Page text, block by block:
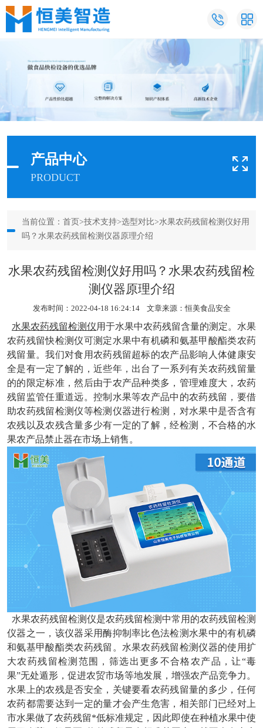
产品中心
PRODUCT
当前位置： 首页 >技术支持>选型对比>水果农药残留检测仪好用
吗？水果农药残留检测仪器原理介绍
水果农药残留检测仪好用吗？水果农药残留检
测仪器原理介绍
发布时间：2022-04-18 16:24:14 文章来源：恒美食品安全
水果农药残留检测仪用于水果中农药残留含量的测定。水果
农药残留快检测仪可测定水果中有机磷和氨基甲酸酯类农药
残留量。我们对食用农药残留超标的农产品影响人体健康安
全是有一定了解的，近些年，出台了一系列有关农药残留量
的的限定标准，然后由于农产品种类多，管理难度大，农药
残留监管任重道远。控制水果等农产品中的农药残留，要借
助农药残留检测仪等检测仪器进行检测，对水果中是否含有
农残以及农残含量多少有一定的了解，经检测，不合格的水
果农产品禁止器在市场上销售。
水果农药残留检测仪是农药残留检测中常用的农药残留检测
仪器之一，该仪器采用酶抑制率比色法检测水果中的有机磷
和氨基甲酸酯类农药残留。水果农药残留检测仪器的使用扩
大农药残留检测范围，筛选出更多不合格农产品，让“毒
果”无处遁形，促进农贸市场等地发展，增强农产品竞争力。
水果上的农残是否安全，关键要看农药残留量的多少，任何
农药都需要达到一定的量才会产生危害，相关部门已经对上
市水果做了农药残留*低标准规定，因此即使在种植水果中使